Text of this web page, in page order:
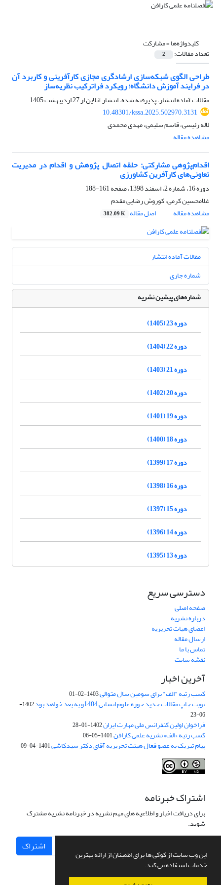
این وب سایت از کوکی ها برای اطمینان از ارائه بهترین
خدمات استفاده می کند.
کلیدواژه‌ها =مشارکت
تعداد مقالات: 2
طراحی الگوی شبکه‌سازی ارشادگری مجازی کارآفرینی و کاربرد آن
در فرایند آموزش دانشگاه؛ رویکرد فراترکیب نظریه‌ساز
مقالات آماده انتشار، پذیرفته شده، انتشار آنلاین از27 اردیبهشت 1405
10.48301/kssa.2025.502970.3131
لاله رئیسی، قاسم سلیمی، مهدی محمدی
مشاهده مقاله
اقدام‌پژوهی مشارکتی: حلقه اتصال پژوهش و اقدام در مدیریت
تعاونی‌های کارآفرین کشاورزی
دوره 16، شماره 2، اسفند 1398، صفحه
161-188
غلامحسین کرمی، کوروش رضایی مقدم
مشاهده مقاله
اصل مقاله 382.09 K
مقالات آماده انتشار
شماره جاری
شماره‌های پیشین نشریه
دوره 23 (1405)
دوره 22 (1404)
دوره 21 (1403)
دوره 20 (1402)
دوره 19 (1401)
دوره 18 (1400)
دوره 17 (1399)
دوره 16 (1398)
دوره 15 (1397)
دوره 14 (1396)
دوره 13 (1395)
دسترسی سریع
صفحه اصلی
درباره نشریه
اعضای هیات تحریریه
ارسال مقاله
تماس با ما
نقشه سایت
آخرین اخبار
کسب رتبه "الف" برای سومین سال متوالی1403-02-01
نوبت چاپ مقالات جدید حوزه علوم انسانی 1404و به بعد خواهد بود
1402-
06-23
فراخوان اولین کنفرانس ملی مهارت ایران1402-01-28
کسب رتبه «الف» نشریه علمی کارافن1401-05-06
پیام تبریک به عضو فعال هیئت تحریریه آقای دکتر سیدکاشی1401-04-09
اشتراک خبرنامه
برای دریافت اخبار و اطلاعیه های مهم نشریه در خبرنامه نشریه مشترک
شوید.
اشتراک